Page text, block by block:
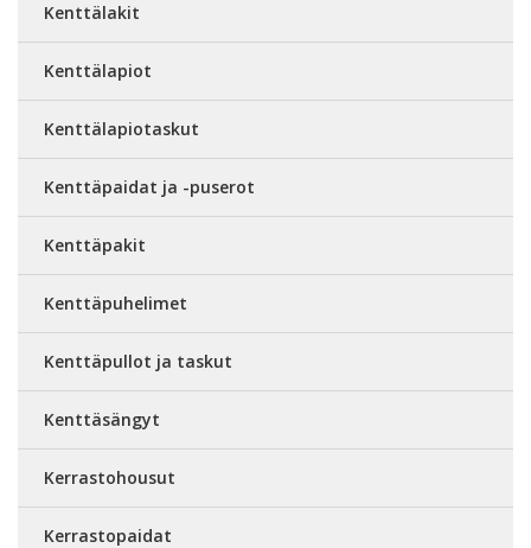
Kenttälakit
Kenttälapiot
Kenttälapiotaskut
Kenttäpaidat ja -puserot
Kenttäpakit
Kenttäpuhelimet
Kenttäpullot ja taskut
Kenttäsängyt
Kerrastohousut
Kerrastopaidat